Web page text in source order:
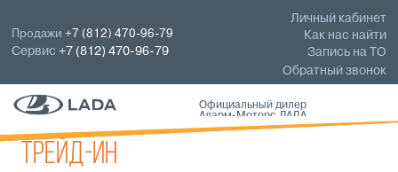
Личный кабинет
Как нас найти
Запись на ТО
Обратный звонок
Продажи+7 (812) 470-96-79
Сервис+7 (812) 470-96-79
Официальный дилер
Аларм-Моторс ЛАДА
Трейд-ин